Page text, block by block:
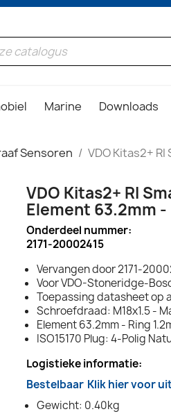
Marine Downloads
Sensoren
VDO Kitas2+
VDO Kitas2+ RI
Element 63.2mm -
Onderdeel nummer:
2171-20002415
Vervangen door 2171-
Voor VDO-Stoneridge-
Toepassing datasheet op
Schroefdraad: M18x1.5 -
Element 63.2mm - Ring
ISO15170 Plug: 4-Polig
Logistieke informatie:
Bestelbaar Klik hier voor
Gewicht: 0.40kg